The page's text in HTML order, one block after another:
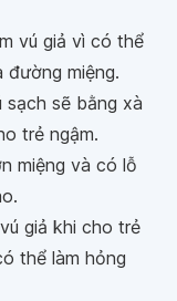
vú giả vì có thể
đường miệng.
sạch sẽ bằng xà
trẻ ngậm.
miệng và có lỗ
giả khi cho trẻ
thể làm hỏng